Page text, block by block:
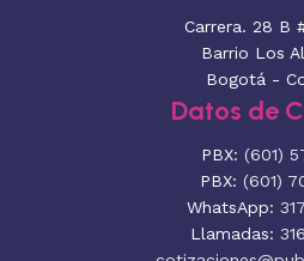
Carrera. 28 B
Barrio Los
Bogotá -
Datos de
PBX: (601)
PBX: (601)
WhatsApp:
Llamadas: